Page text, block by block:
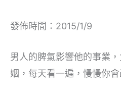
發佈時間：2015/1/9
男人的脾氣影響他的事業
姻，每天看一遍，慢慢你會